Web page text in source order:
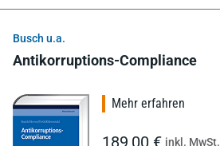
Busch u.a.
Antikorruptions-Compliance
Mehr erfahren
189,00 € inkl. MwSt.